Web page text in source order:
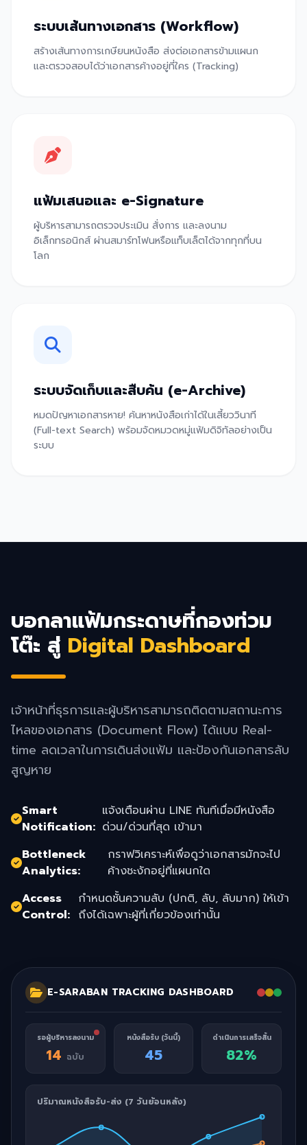
ระบบเส้นทางเอกสาร (Workflow)
สร้างเส้นทางการเกษียนหนังสือ ส่งต่อเอกสารข้ามแผนก
และตรวจสอบได้ว่าเอกสารค้างอยู่ที่ใคร (Tracking)
แฟ้มเสนอและ e-Signature
ผู้บริหารสามารถตรวจประเมิน สั่งการ และลงนาม
อิเล็กทรอนิกส์ ผ่านสมาร์ทโฟนหรือแท็บเล็ตได้จากทุกที่บน
โลก
ระบบจัดเก็บและสืบค้น (e-Archive)
หมดปัญหาเอกสารหาย! ค้นหาหนังสือเก่าได้ในเสี้ยววินาที
(Full-text Search) พร้อมจัดหมวดหมู่แฟ้มดิจิทัลอย่างเป็น
ระบบ
บอกลาแฟ้มกระดาษที่กองท่วม
โต๊ะ สู่ Digital Dashboard
เจ้าหน้าที่ธุรการและผู้บริหารสามารถติดตามสถานะการ
ไหลของเอกสาร (Document Flow) ได้แบบ Real-
time ลดเวลาในการเดินส่งแฟ้ม และป้องกันเอกสารลับ
สูญหาย
Smart
Notification:
แจ้งเตือนผ่าน LINE ทันทีเมื่อมีหนังสือ
ด่วน/ด่วนที่สุด เข้ามา
Bottleneck
Analytics:
กราฟวิเคราะห์เพื่อดูว่าเอกสารมักจะไป
ค้างชะงักอยู่ที่แผนกใด
Access
Control:
กำหนดชั้นความลับ (ปกติ, ลับ, ลับมาก) ให้เข้า
ถึงได้เฉพาะผู้ที่เกี่ยวข้องเท่านั้น
E-SARABAN TRACKING DASHBOARD
รอผู้บริหารลงนาม
14 ฉบับ
หนังสือรับ (วันนี้)
45
ดำเนินการเสร็จสิ้น
82%
ปริมาณหนังสือรับ-ส่ง (7 วันย้อนหลัง)